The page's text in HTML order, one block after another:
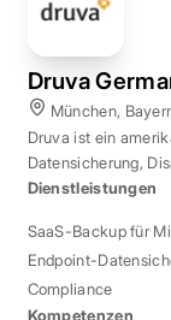
Druva
München,
Druva ist ein
Datensicherung,
Dienstleistungen
SaaS-Backup für
Endpoint-
Compliance
Kompetenzen